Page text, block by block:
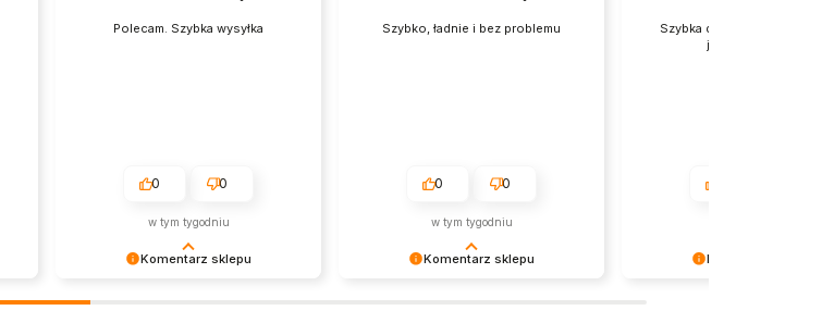
Komentarz sklepu
Polecam. Szybka wysyłka
0 0
w tym tygodniu
Komentarz sklepu
Szybko, ładnie i bez problemu
0 0
w tym tygodniu
Komentarz sklepu
Szybka dostawa i bardzo
jakości produkt.